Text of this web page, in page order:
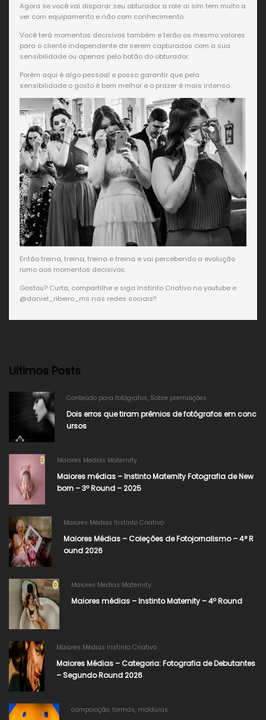
Agora se você vai disparar seu obturador a role ai sim tem muito a
ver com equipamento e não com conhecimento.
Você terá momentos decisivos também e terão os mesmo valores
para o cliente independente de serem capturados com a sua
sensibilidade ou apenas pelo botão do obturador.
Porém aqui é algo pessoal e posso garantir que pela
sensibilidade o gosto é bem melhor e o prazer é mais intenso.
Então treina, treina, treina e treina e vai percebendo a evolução
rumo aos momentos decisivos.
Gostou? Curta, compartilhe e siga Instinto Criativo no youtube e
@daniel_ribeiro_ms nas redes sociais!!
Ultimos Posts
Conteúdo para fotógrafos, Sobre premiações
Dois erros que tiram prêmios de fotógrafos em conc
ursos
Maiores Medias Maternity
Maiores médias – Instinto Maternity Fotografia de New
born – 3º Round – 2025
Maiores Médias Instinto Criativo
Maiores Médias – Coleções de Fotojornalismo – 4° R
ound 2026​
Maiores Medias Maternity
Maiores médias – Instinto Maternity – 4º Round
Maiores Médias Instinto Criativo
Maiores Médias – Categoria: Fotografia de Debutantes
– Segundo Round 2026​
composição, formas, molduras